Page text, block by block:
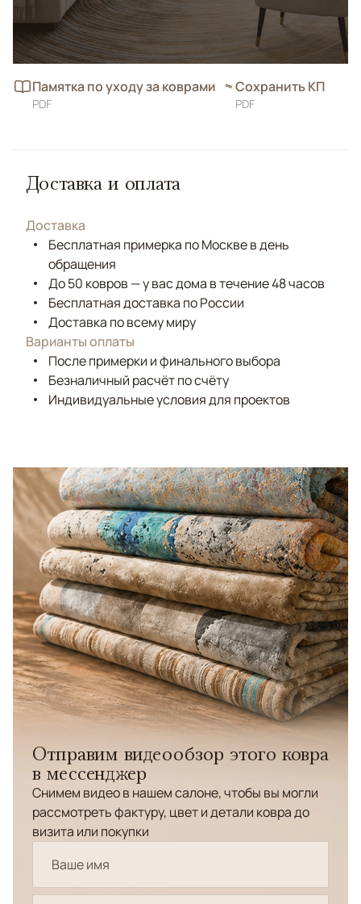
Памятка по уходу за коврами
PDF
Сохранить КП
PDF
Доставка и оплата
Доставка
Бесплатная примерка по Москве в день
обращения
До 50 ковров — у вас дома в течение 48 часов
Бесплатная доставка по России
Доставка по всему миру
Варианты оплаты
После примерки и финального выбора
Безналичный расчёт по счёту
Индивидуальные условия для проектов
Отправим видеообзор этого ковра
в мессенджер
Снимем видео в нашем салоне, чтобы вы могли
рассмотреть фактуру, цвет и детали ковра до
визита или покупки